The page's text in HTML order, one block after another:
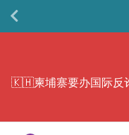
🇰🇭柬埔寨要办国际反